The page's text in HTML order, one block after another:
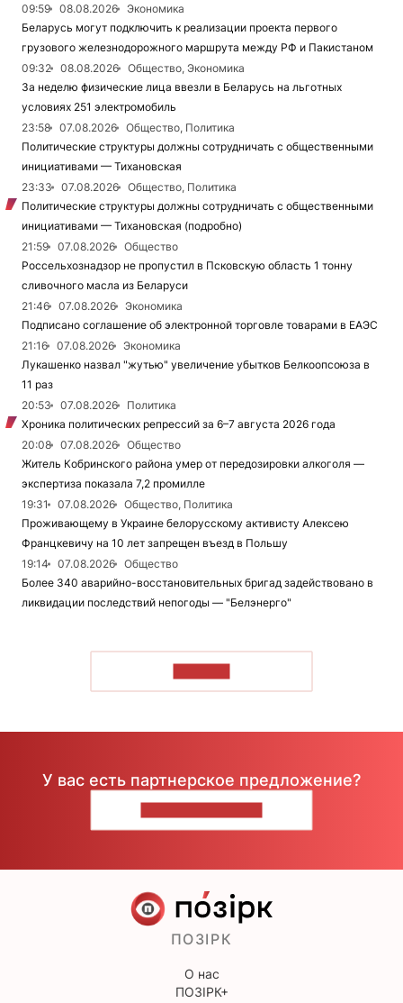
09:59
08.08.2026
Экономика
Беларусь могут подключить к реализации проекта первого
грузового железнодорожного маршрута между РФ и Пакистаном
09:32
08.08.2026
Общество, Экономика
За неделю физические лица ввезли в Беларусь на льготных
условиях 251 электромобиль
23:58
07.08.2026
Общество, Политика
Политические структуры должны сотрудничать с общественными
инициативами — Тихановская
23:33
07.08.2026
Общество, Политика
Политические структуры должны сотрудничать с общественными
инициативами — Тихановская (подробно)
21:59
07.08.2026
Общество
Россельхознадзор не пропустил в Псковскую область 1 тонну
сливочного масла из Беларуси
21:46
07.08.2026
Экономика
Подписано соглашение об электронной торговле товарами в ЕАЭС
21:16
07.08.2026
Экономика
Лукашенко назвал "жутью" увеличение убытков Белкоопсоюза в
11 раз
20:53
07.08.2026
Политика
Хроника политических репрессий за 6–7 августа 2026 года
20:08
07.08.2026
Общество
Житель Кобринского района умер от передозировки алкоголя —
экспертиза показала 7,2 промилле
19:31
07.08.2026
Общество, Политика
Проживающему в Украине белорусскому активисту Алексею
Францкевичу на 10 лет запрещен въезд в Польшу
19:14
07.08.2026
Общество
Более 340 аварийно-восстановительных бригад задействовано в
ликвидации последствий непогоды — "Белэнерго"
У вас есть партнерское предложение?
ПОЗІРК
О нас
ПОЗІРК+